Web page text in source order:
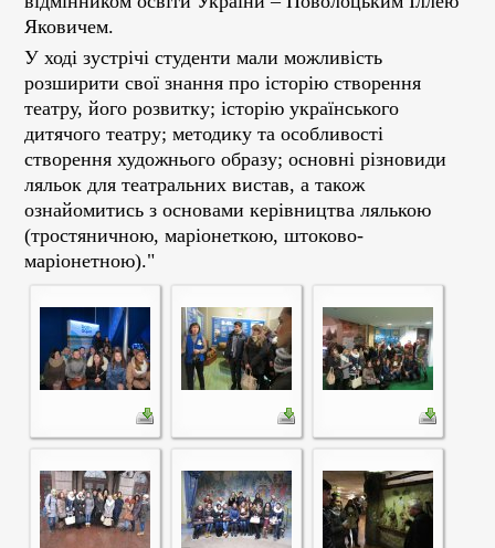
Яковичем.
У ході зустрічі студенти мали можливість
розширити свої знання про історію створення
театру, його розвитку; історію українського
дитячого театру; методику та особливості
створення художнього образу; основні різновиди
ляльок для театральних вистав, а також
ознайомитись з основами керівництва лялькою
(тростяничною, маріонеткою, штоково-
маріонетною)."